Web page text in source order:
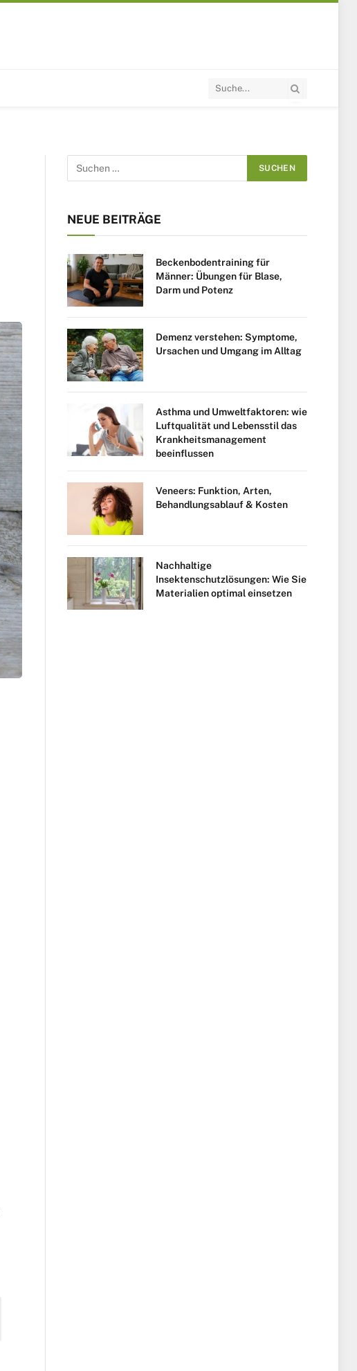
NEUE BEITRÄGE
Beckenbodentraining für
Männer: Übungen für Blase,
Darm und Potenz
Demenz verstehen: Symptome,
Ursachen und Umgang im Alltag
Asthma und Umweltfaktoren: wie
Luftqualität und Lebensstil das
Krankheitsmanagement
beeinflussen
Veneers: Funktion, Arten,
Behandlungsablauf & Kosten
Nachhaltige
Insektenschutzlösungen: Wie Sie
Materialien optimal einsetzen